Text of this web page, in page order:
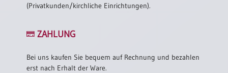
(Privatkunden/kirchliche Einrichtungen).
ZAHLUNG
Bei uns kaufen Sie bequem auf Rechnung und bezahlen
erst nach Erhalt der Ware.